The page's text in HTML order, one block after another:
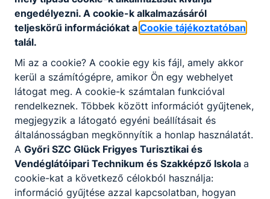
Tukovicsné Nagy
VIktória
9200
Mosonmagyaróvár
Klapka György út.14
Mézes Zserbó KFT.
9222 Hegyeshalom
Hársfa u. 34.
Lila Akác Cukrászda
9200 Mosonmagyróvár
Kápolna tér 13.
Bázis Bisztró
9200
Mosonmagyaróvár
Bauer R. 39.
engedélyezni. A cookie-k alkalmazásáról
teljeskörű információkat a Cookie tájékoztatóban
talál.
Mi az a cookie? A cookie egy kis fájl, amely akkor
kerül a számítógépre, amikor Ön egy webhelyet
látogat meg. A cookie-k számtalan funkcióval
rendelkeznek. Többek között információt gyűjtenek,
megjegyzik a látogató egyéni beállításait és
általánosságban megkönnyítik a honlap használatát.
A Győri SZC Glück Frigyes Turisztikai és
Vendéglátóipari Technikum és Szakképző Iskola a
cookie-kat a következő célokból használja:
információ gyűjtése azzal kapcsolatban, hogyan